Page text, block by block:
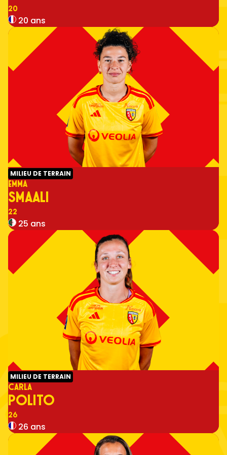
Numéro
20
20 ans
MILIEU DE TERRAIN
EMMA
SMAALI
Numéro
22
25 ans
MILIEU DE TERRAIN
CARLA
POLITO
Numéro
26
26 ans